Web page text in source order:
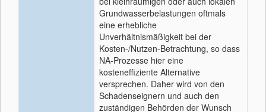
Grundwasserbelastungen oftmals
eine erhebliche
Unverhältnismäßigkeit bei der
Kosten-/Nutzen-Betrachtung, so dass
NA-Prozesse hier eine
kosteneffiziente Alternative
versprechen. Daher wird von den
Schadenseignern und auch den
zuständigen Behörden der Wunsch